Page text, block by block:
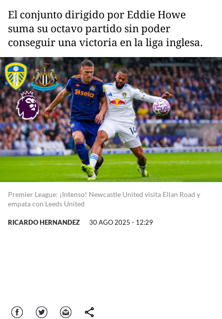
El conjunto dirigido por Eddie Howe
suma su octavo partido sin poder
conseguir una victoria en la liga inglesa.
Premier League: ¡Intenso! Newcastle United visita Ellan Road y
empata con Leeds United
RICARDO HERNANDEZ 30 AGO 2025 - 12:29
Facebook Twitter Correo comparte